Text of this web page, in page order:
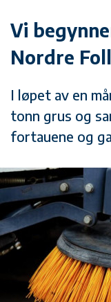
Vi
Nordre
I løpet av en
tonn grus og
fortauene og